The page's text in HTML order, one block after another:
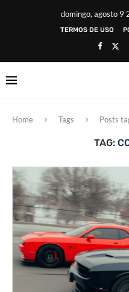
domingo, agosto 9
TERMOS DE USO
Home Tags Posts
TAG: